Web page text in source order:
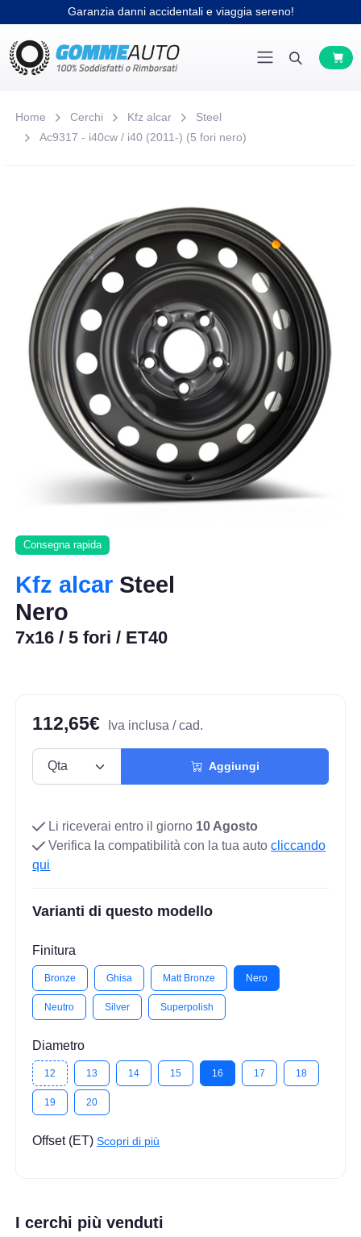
Garanzia danni accidentali e viaggia sereno!
Home Cerchi Kfz alcar
Steel
Ac9317 - i40cw / i40 (2011-) (5 fori nero)
Consegna rapida
Kfz alcar Steel
Nero
7x16 / 5 fori / ET40
112,65€ Iva inclusa / cad.
Aggiungi
Li riceverai entro il giorno 10 Agosto
Verifica la compatibilità con la tua autocliccando
qui
Varianti di questo modello
Finitura
Bronze Ghisa Matt Bronze Nero
Neutro Silver Superpolish
Diametro
12 13 14 15 16 17 18
19 20
Offset (ET)Scopri di più
I cerchi più venduti